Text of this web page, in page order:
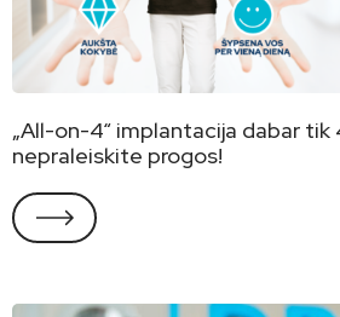
„All-on-4“ implantacija dabar tik
nepraleiskite progos!